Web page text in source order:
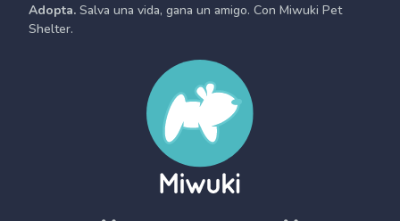
Adopta. Salva una vida, gana un amigo. Con Miwuki Pet
Shelter.